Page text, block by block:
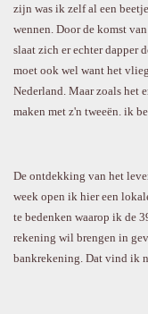
zijn was ik zelf al een
wennen. Door de komst
slaat zich er echter dapper
moet ook wel want het
Nederland. Maar zoals
maken met z'n tweeën. ik
De ontdekking van het
week open ik hier een
te bedenken waarop ik de
rekening wil brengen in
bankrekening. Dat vind ik